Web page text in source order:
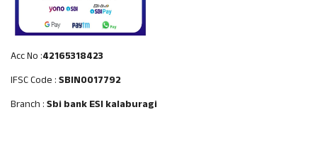
Acc No :42165318423
IFSC Code :SBIN0017792
Branch :Sbi bank ESI kalaburagi